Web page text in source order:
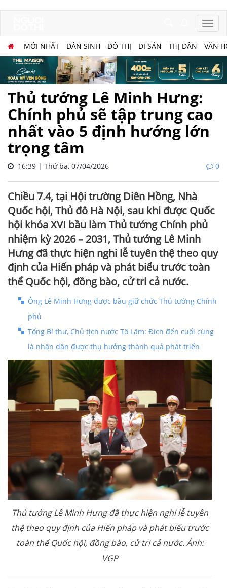
MỚI NHẤT DÂN SINH ĐÔ THỊ DI SẢN THỊ DÂN VĂN
Thủ tướng Lê Minh Hưng:
Chính phủ sẽ tập trung cao
nhất vào 5 định hướng lớn
trọng tâm
16:39 | Thứ ba, 07/04/2026 0
Chiều 7.4, tại Hội trường Diên Hồng, Nhà
Quốc hội, Thủ đô Hà Nội, sau khi được Quốc
hội khóa XVI bầu làm Thủ tướng Chính phủ
nhiệm kỳ 2026 – 2031, Thủ tướng Lê Minh
Hưng đã thực hiện nghi lễ tuyên thệ theo quy
định của Hiến pháp và phát biểu trước toàn
thể Quốc hội, đồng bào, cử tri cả nước.
Ông Lê Minh Hưng được bầu giữ chức Thủ tướng Chính
phủ
Tổng Bí thư, Chủ tịch nước Tô Lâm: Đích đến cuối cùng
là nhân dân được thụ hưởng thành quả phát triển
Thủ tướng Lê Minh Hưng đã thực hiện nghi lễ tuyên
thệ theo quy định của Hiến pháp và phát biểu trước
toàn thể Quốc hội, đồng bào, cử tri cả nước. Ảnh:
VGP